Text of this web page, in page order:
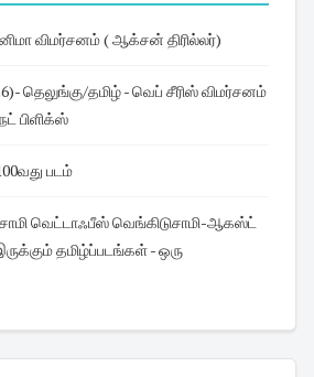
விமர்சனம் ( ஆக்சன் திரில்லர்)
தமிழ் - வெப் சீரிஸ் விமர்சனம்
பிளிக்ஸ்
படம்
வெட்டாஃபீஸ் வெங்கிடுசாமி-ஆகஸ்ட்
தமிழ்ப்படங்கள் - ஒரு